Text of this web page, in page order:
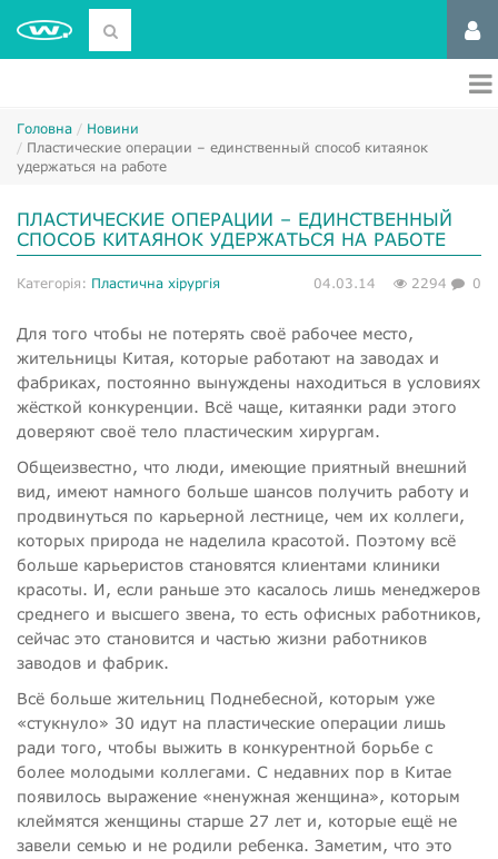
Головна
Новини
​Пластические операции – единственный способ китаянок
удержаться на работе
​ПЛАСТИЧЕСКИЕ ОПЕРАЦИИ – ЕДИНСТВЕННЫЙ
СПОСОБ КИТАЯНОК УДЕРЖАТЬСЯ НА РАБОТЕ
Категорія: Пластична хірургія 04.03.14 2294 0
Для того чтобы не потерять своё рабочее место,
жительницы Китая, которые работают на заводах и
фабриках, постоянно вынуждены находиться в условиях
жёсткой конкуренции. Всё чаще, китаянки ради этого
доверяют своё тело пластическим хирургам.
Общеизвестно, что люди, имеющие приятный внешний
вид, имеют намного больше шансов получить работу и
продвинуться по карьерной лестнице, чем их коллеги,
которых природа не наделила красотой. Поэтому всё
больше карьеристов становятся клиентами клиники
красоты. И, если раньше это касалось лишь менеджеров
среднего и высшего звена, то есть офисных работников,
сейчас это становится и частью жизни работников
заводов и фабрик.
Всё больше жительниц Поднебесной, которым уже
«стукнуло» 30 идут на пластические операции лишь
ради того, чтобы выжить в конкурентной борьбе с
более молодыми коллегами. С недавних пор в Китае
появилось выражение «ненужная женщина», которым
клеймятся женщины старше 27 лет и, которые ещё не
завели семью и не родили ребенка. Заметим, что это